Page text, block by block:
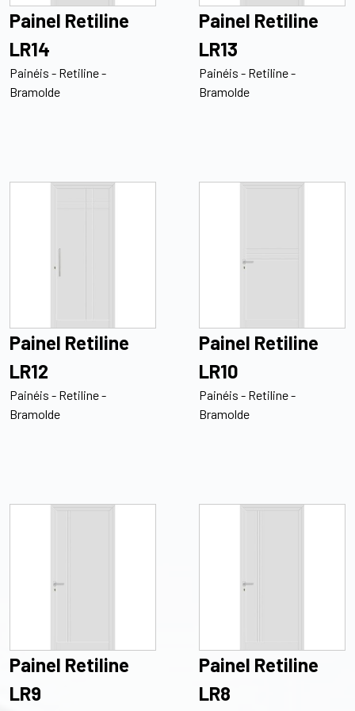
Painel Retiline
LR14
Painéis - Retiline -
Bramolde
Painel Retiline
LR13
Painéis - Retiline -
Bramolde
Painel Retiline
LR12
Painéis - Retiline -
Bramolde
Painel Retiline
LR10
Painéis - Retiline -
Bramolde
Painel Retiline
LR9
Painel Retiline
LR8